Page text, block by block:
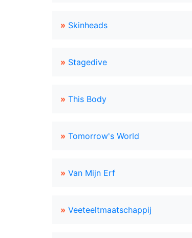
» Skinheads
» Stagedive
» This Body
» Tomorrow's World
» Van Mijn Erf
» Veeteeltmaatschappij